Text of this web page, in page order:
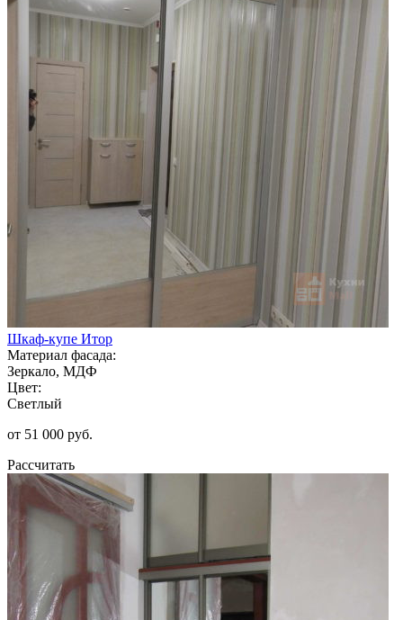
Шкаф-купе Итор
Материал фасада:
Зеркало, МДФ
Цвет:
Светлый
от 51 000 руб.
Рассчитать